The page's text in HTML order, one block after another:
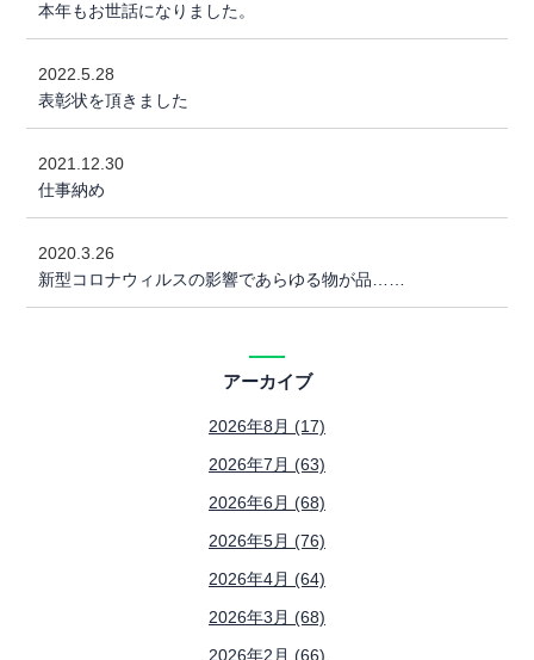
本年もお世話になりました。
2022.5.28
表彰状を頂きました
2021.12.30
仕事納め
2020.3.26
新型コロナウィルスの影響であらゆる物が品……
アーカイブ
2026年8月 (17)
2026年7月 (63)
2026年6月 (68)
2026年5月 (76)
2026年4月 (64)
2026年3月 (68)
2026年2月 (66)